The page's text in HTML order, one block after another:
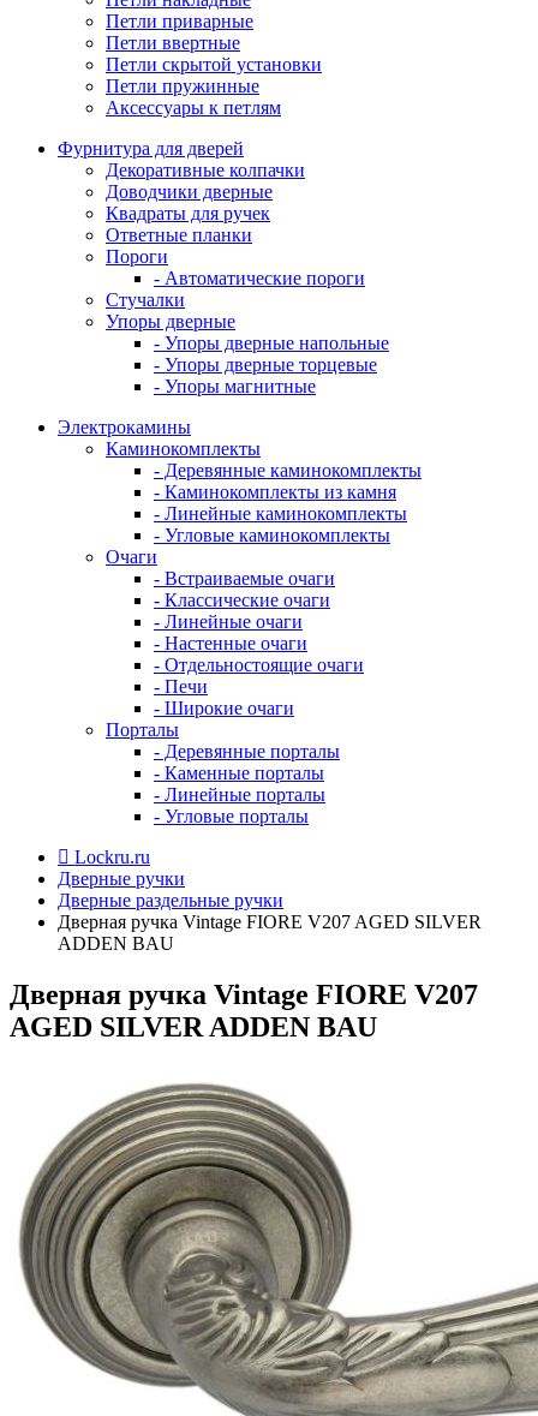
Петли приварные
Петли ввертные
Петли скрытой установки
Петли пружинные
Аксессуары к петлям
Фурнитура для дверей
Декоративные колпачки
Доводчики дверные
Квадраты для ручек
Ответные планки
Пороги
- Автоматические пороги
Стучалки
Упоры дверные
- Упоры дверные напольные
- Упоры дверные торцевые
- Упоры магнитные
Электрокамины
Каминокомплекты
- Деревянные каминокомплекты
- Каминокомплекты из камня
- Линейные каминокомплекты
- Угловые каминокомплекты
Очаги
- Встраиваемые очаги
- Классические очаги
- Линейные очаги
- Настенные очаги
- Отдельностоящие очаги
- Печи
- Широкие очаги
Порталы
- Деревянные порталы
- Каменные порталы
- Линейные порталы
- Угловые порталы
Lockru.ru
Дверные ручки
Дверные раздельные ручки
Дверная ручка Vintage FIORE V207 AGED SILVER
ADDEN BAU
Дверная ручка Vintage FIORE V207
AGED SILVER ADDEN BAU